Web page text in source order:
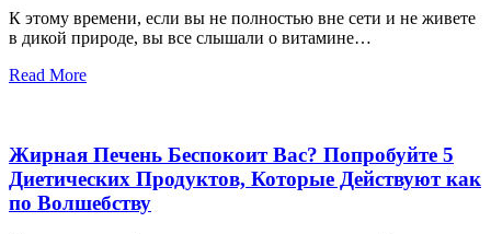
К этому времени, если вы не полностью вне сети и не живете
в дикой природе, вы все слышали о витамине…
Read More
Жирная Печень Беспокоит Вас? Попробуйте 5
Диетических Продуктов, Которые Действуют как
по Волшебству